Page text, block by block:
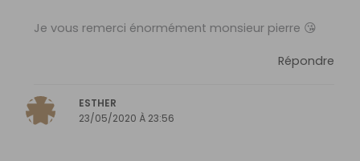
Je vous remerci énormément monsieur pierre 😘
Répondre
ESTHER
23/05/2020 À 23:56